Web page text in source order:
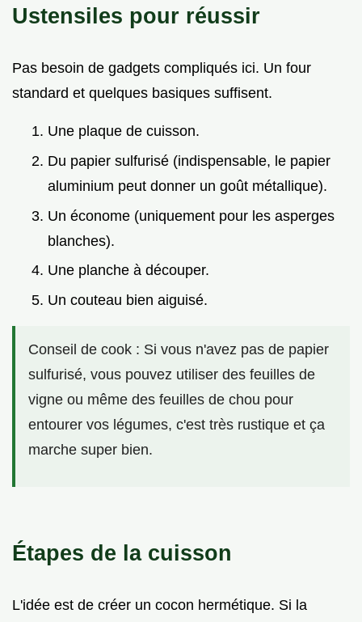
Ustensiles pour réussir
Pas besoin de gadgets compliqués ici. Un four
standard et quelques basiques suffisent.
Une plaque de cuisson.
Du papier sulfurisé (indispensable, le papier
aluminium peut donner un goût métallique).
Un économe (uniquement pour les asperges
blanches).
Une planche à découper.
Un couteau bien aiguisé.
Conseil de cook : Si vous n'avez pas de papier
sulfurisé, vous pouvez utiliser des feuilles de
vigne ou même des feuilles de chou pour
entourer vos légumes, c'est très rustique et ça
marche super bien.
Étapes de la cuisson
L'idée est de créer un cocon hermétique. Si la